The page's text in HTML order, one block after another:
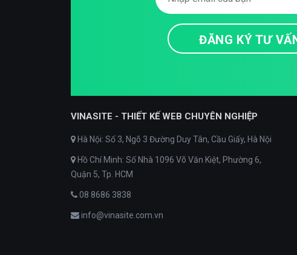
VINASITE - THIẾT KẾ WEB CHUYÊN NGHIỆP
Hà Nội: Số 3, Ngõ 3 Đường Duy Tân, Cầu Giấy, Hà Nội
Hồ Chí Minh: Số Nhà 1096 Võ Văn Kiệt, Phường 6,
Quận 5, Tp. HCM
08 8686 3838
info@vinasite.com.vn